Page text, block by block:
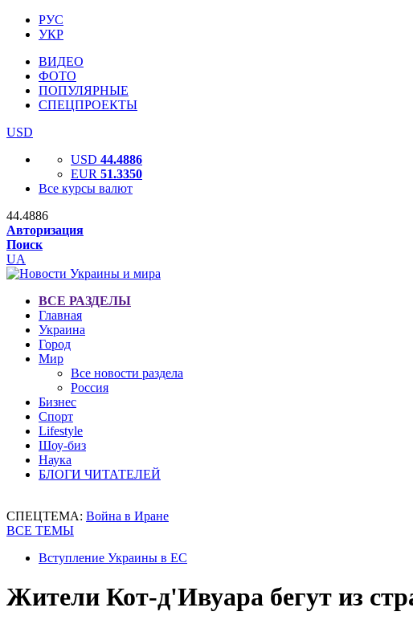
РУС
УКР
ВИДЕО
ФОТО
ПОПУЛЯРНЫЕ
СПЕЦПРОЕКТЫ
USD
USD 44.4886
EUR 51.3350
Все курсы валют
44.4886
Авторизация
Поиск
UA
ВСЕ РАЗДЕЛЫ
Главная
Украина
Город
Мир
Все новости раздела
Россия
Бизнес
Спорт
Lifestyle
Шоу-биз
Наука
БЛОГИ ЧИТАТЕЛЕЙ
СПЕЦТЕМА: Война в Иране
ВСЕ ТЕМЫ
Вступление Украины в ЕС
Жители Кот-д'Ивуара бегут из